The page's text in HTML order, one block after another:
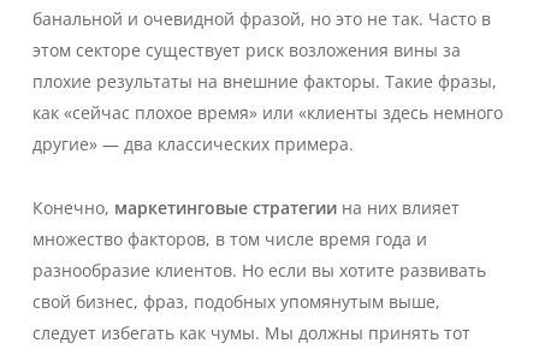
банальной и очевидной фразой, но это не так. Часто в
этом секторе существует риск возложения вины за
плохие результаты на внешние факторы. Такие фразы,
как «сейчас плохое время» или «клиенты здесь немного
другие» — два классических примера.
Конечно, маркетинговые стратегии на них влияет
множество факторов, в том числе время года и
разнообразие клиентов. Но если вы хотите развивать
свой бизнес, фраз, подобных упомянутым выше,
следует избегать как чумы. Мы должны принять тот